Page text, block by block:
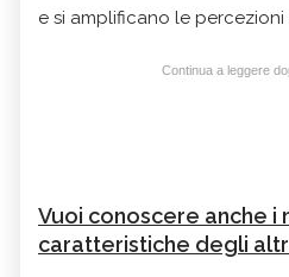
e si amplificano le percezioni
Continua a leggere
Vuoi conoscere anche i
caratteristiche degli